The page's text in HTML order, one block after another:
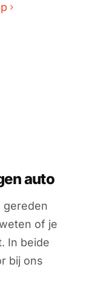
auto
gereden
of je
In beide
bij ons